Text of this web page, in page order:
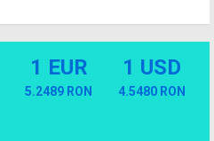
1 EUR
5.2489 RON
1 USD
4.5480 RON